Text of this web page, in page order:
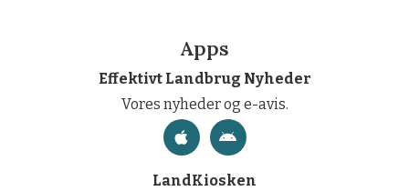
Apps
Effektivt Landbrug Nyheder
Vores nyheder og e-avis.
LandKiosken